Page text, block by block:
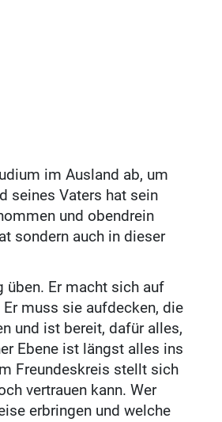
im Ausland ab, um
seines Vaters hat sein
und obendrein
sondern auch in dieser
Er macht sich auf
muss sie aufdecken, die
und ist bereit, dafür alles,
Ebene ist längst alles ins
Freundeskreis stellt sich
vertrauen kann. Wer
erbringen und welche